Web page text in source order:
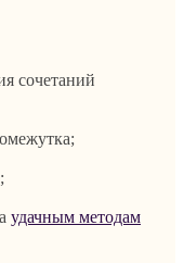
сочетаний
удачным методам